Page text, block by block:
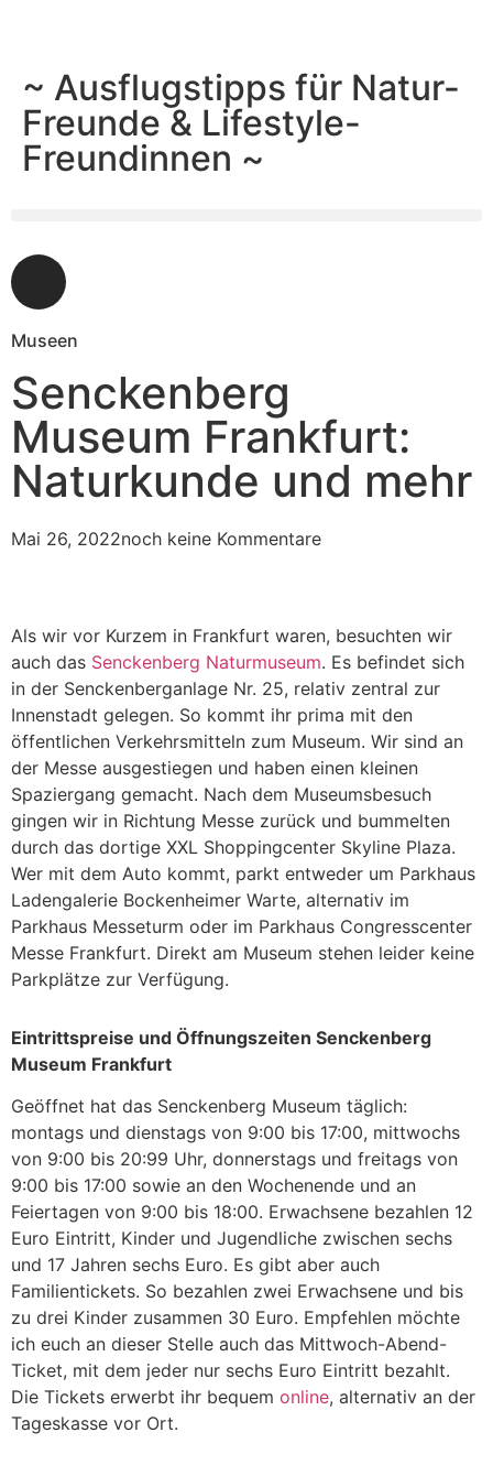
~ Ausflugstipps für Natur-
Freunde & Lifestyle-
Freundinnen ~
Museen
Senckenberg
Museum Frankfurt:
Naturkunde und mehr
Mai 26, 2022noch keine Kommentare
Als wir vor Kurzem in Frankfurt waren, besuchten wir
auch das Senckenberg Naturmuseum. Es befindet sich
in der Senckenberganlage Nr. 25, relativ zentral zur
Innenstadt gelegen. So kommt ihr prima mit den
öffentlichen Verkehrsmitteln zum Museum. Wir sind an
der Messe ausgestiegen und haben einen kleinen
Spaziergang gemacht. Nach dem Museumsbesuch
gingen wir in Richtung Messe zurück und bummelten
durch das dortige XXL Shoppingcenter Skyline Plaza.
Wer mit dem Auto kommt, parkt entweder um Parkhaus
Ladengalerie Bockenheimer Warte, alternativ im
Parkhaus Messeturm oder im Parkhaus Congresscenter
Messe Frankfurt. Direkt am Museum stehen leider keine
Parkplätze zur Verfügung.
Eintrittspreise und Öffnungszeiten Senckenberg
Museum Frankfurt
Geöffnet hat das Senckenberg Museum täglich:
montags und dienstags von 9:00 bis 17:00, mittwochs
von 9:00 bis 20:99 Uhr, donnerstags und freitags von
9:00 bis 17:00 sowie an den Wochenende und an
Feiertagen von 9:00 bis 18:00. Erwachsene bezahlen 12
Euro Eintritt, Kinder und Jugendliche zwischen sechs
und 17 Jahren sechs Euro. Es gibt aber auch
Familientickets. So bezahlen zwei Erwachsene und bis
zu drei Kinder zusammen 30 Euro. Empfehlen möchte
ich euch an dieser Stelle auch das Mittwoch-Abend-
Ticket, mit dem jeder nur sechs Euro Eintritt bezahlt.
Die Tickets erwerbt ihr bequem online, alternativ an der
Tageskasse vor Ort.